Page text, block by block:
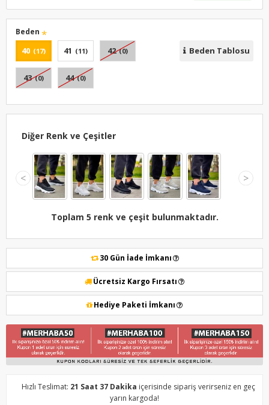
Beden
40 (17) 41 (11) 42 (0)
43 (0) 44 (0)
Beden Tablosu
Diğer Renk ve Çeşitler
< >
Toplam 5 renk ve çeşit bulunmaktadır.
30 Gün İade İmkanı
Ücretsiz Kargo Fırsatı
Hediye Paketi İmkanı
Hızlı Teslimat: 21 Saat 37 Dakika içerisinde sipariş verirseniz en geç
yarın kargoda!